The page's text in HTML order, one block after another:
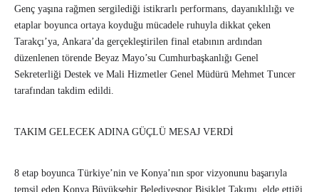
Genç yaşına rağmen sergilediği istikrarlı performans, dayanıklılığı ve
etaplar boyunca ortaya koyduğu mücadele ruhuyla dikkat çeken
Tarakçı’ya, Ankara’da gerçekleştirilen final etabının ardından
düzenlenen törende Beyaz Mayo’su Cumhurbaşkanlığı Genel
Sekreterliği Destek ve Mali Hizmetler Genel Müdürü Mehmet Tuncer
tarafından takdim edildi.
TAKIM GELECEK ADINA GÜÇLÜ MESAJ VERDİ
8 etap boyunca Türkiye’nin ve Konya’nın spor vizyonunu başarıyla
temsil eden Konya Büyükşehir Belediyespor Bisiklet Takımı, elde ettiği